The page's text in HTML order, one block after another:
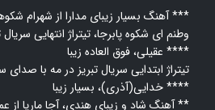
آهنگ بسیار زیبای مدارا از شهرام شکوهی ***
وطنم ای شکوه پابرجا، تیتراژ انتهایی
عقیلی، فوق العاده زیبا ****
تیتراژ ابتدایی سریال تبریز در مه با صدای
خدایی(آذری)، بسیار زیبا ****
آهنگ شاد و زیبای هندی، آجا ماریا از عمران خان **